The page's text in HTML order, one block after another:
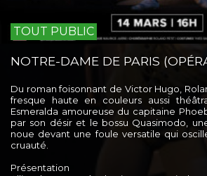
TOUT PUBLIC
NOTRE-DAME DE PARIS
Du roman foisonnant de Victor Hugo,
fresque haute en couleurs aussi
Esmeralda amoureuse du capitaine
par son désir et le bossu Quasimodo,
noue devant une foule versatile qui
cruauté.
Présentation